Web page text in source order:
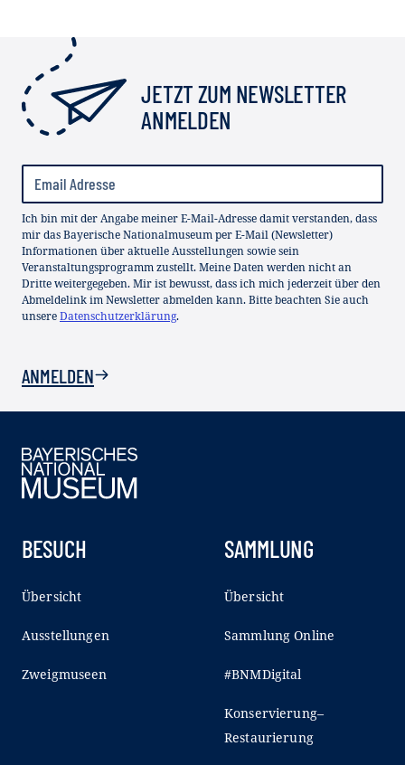
JETZT ZUM NEWSLETTER
ANMELDEN
Ich bin mit der Angabe meiner E-Mail-Adresse damit verstanden, dass
mir das Bayerische Nationalmuseum per E-Mail (Newsletter)
Informationen über aktuelle Ausstellungen sowie sein
Veranstaltungsprogramm zustellt. Meine Daten werden nicht an
Dritte weitergegeben. Mir ist bewusst, dass ich mich jederzeit über den
Abmeldelink im Newsletter abmelden kann. Bitte beachten Sie auch
unsereDatenschutzerklärung.
ANMELDEN
BESUCH
Übersicht
Ausstellungen
Zweigmuseen
SAMMLUNG
Übersicht
Sammlung Online
#BNMDigital
Konservierung–
Restaurierung